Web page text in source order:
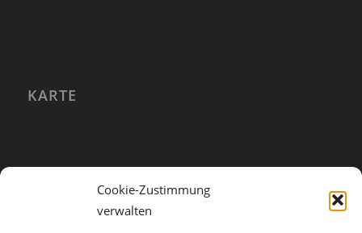
Cookie-Zustimmung
verwalten
KARTE